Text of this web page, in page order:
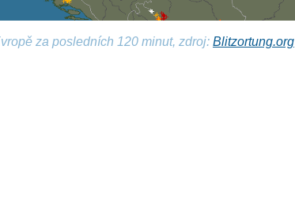
za posledních 120 minut, zdroj:Blitzortung.org